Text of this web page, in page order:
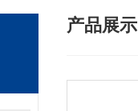
产品展示